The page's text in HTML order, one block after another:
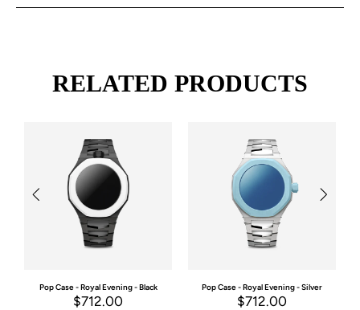
RELATED PRODUCTS
Pop Case - Royal Evening - Black
$712.00
Pop Case - Royal Evening - Silver
$712.00